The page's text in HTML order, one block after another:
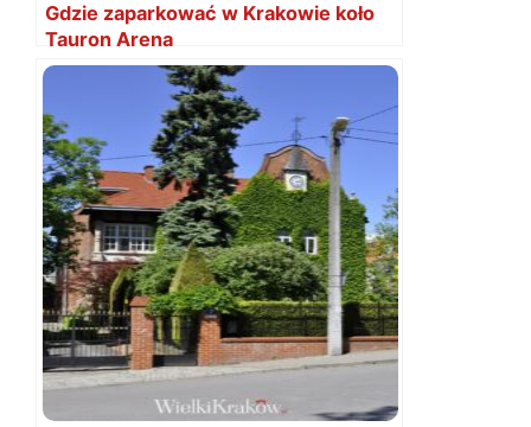
Gdzie zaparkować w Krakowie koło
Tauron Arena